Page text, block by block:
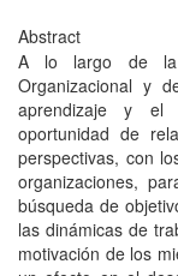
Abstract
A lo largo de la
Organizacional y
aprendizaje y el
oportunidad de
perspectivas, con
organizaciones,
búsqueda de
las dinámicas de
motivación de los